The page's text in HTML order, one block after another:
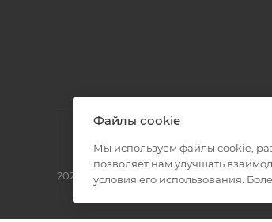
2026 © Полиграф кит - интернет-
Файлы cookie
Мы используем файлы cookie,
позволяет нам улучшать
условия его использования.